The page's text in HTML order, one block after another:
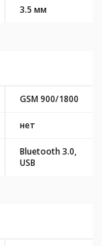
3.5 мм
GSM 900/1800
нет
Bluetooth 3.0,
USB